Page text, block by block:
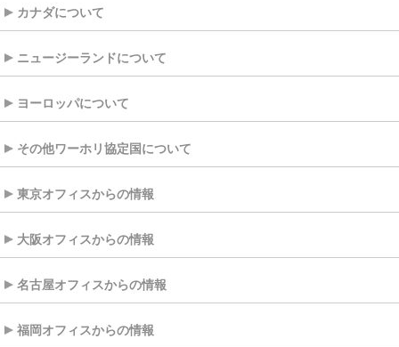
カナダについて
ニュージーランドについて
ヨーロッパについて
その他ワーホリ協定国について
東京オフィスからの情報
大阪オフィスからの情報
名古屋オフィスからの情報
福岡オフィスからの情報